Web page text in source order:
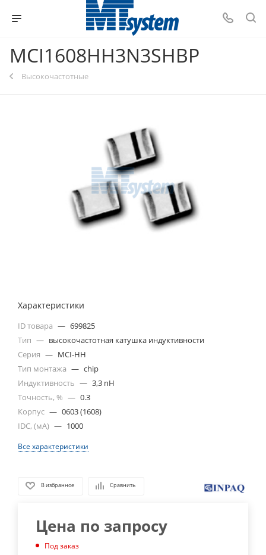
MCI1608HH3N3SHBP
Высокочастотные
Характеристики
ID товара — 699825
Тип — высокочастотная катушка индуктивности
Серия — MCI-HH
Тип монтажа — chip
Индуктивность — 3,3 nH
Точность, % — 0.3
Корпус — 0603 (1608)
IDC, (мА) — 1000
Все характеристики
В избранное Сравнить
Цена по запросу
Под заказ